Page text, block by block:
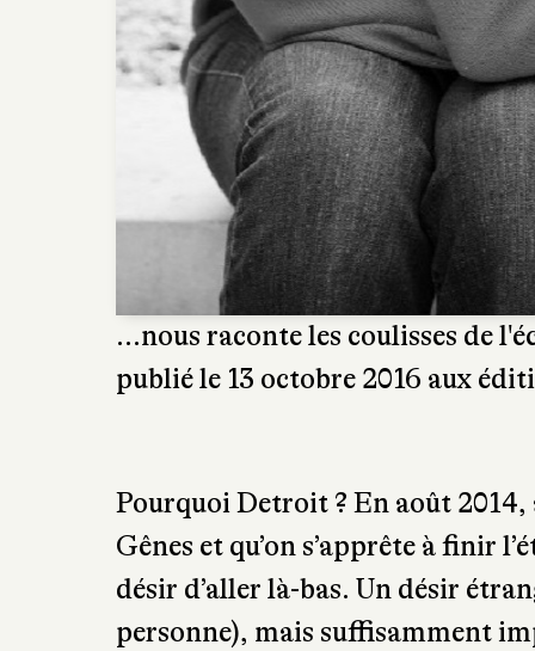
...nous raconte les coulisses de
publié le 13 octobre 2016 aux
Pourquoi Detroit ? En août 2014,
Gênes et qu’on s’apprête à finir
désir d’aller là-bas. Un désir
personne), mais suffisamment